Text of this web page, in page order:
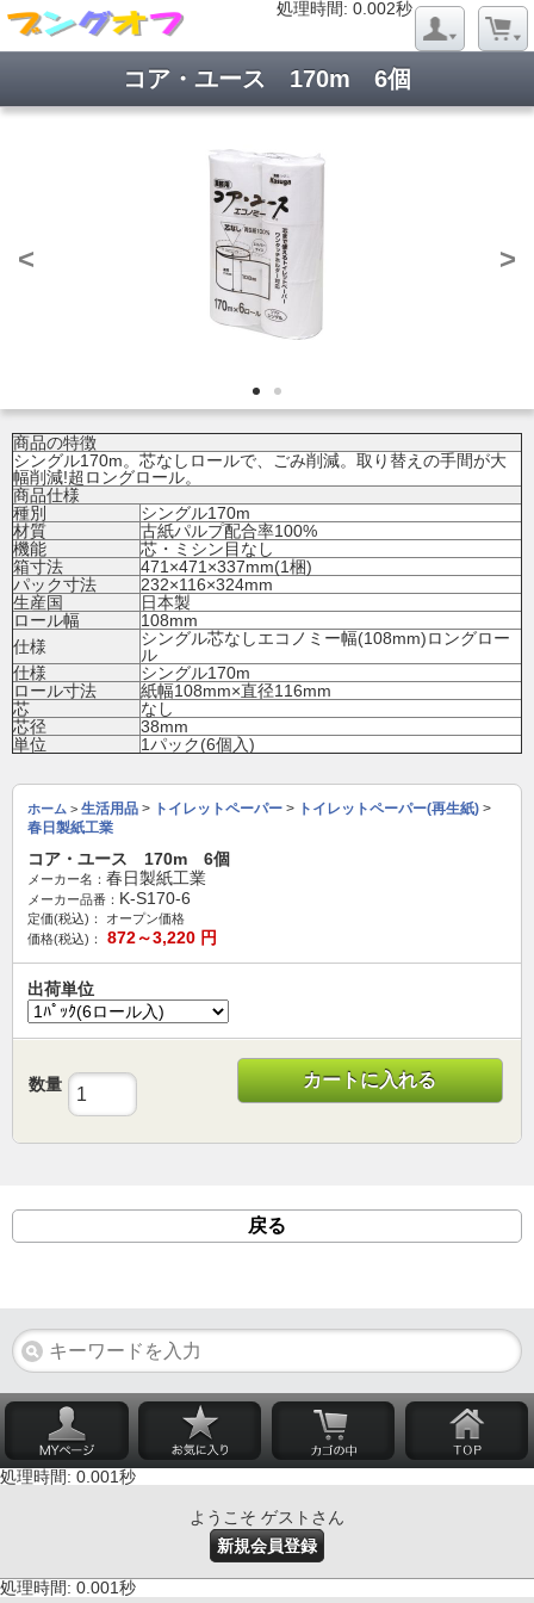
処理時間: 0.002秒
コア・ユース 170m 6個
< >
商品の特徴
シングル170m。芯なしロールで、ごみ削減。取り替えの手間が大
幅削減!超ロングロール。
商品仕様
種別
シングル170m
材質
古紙パルプ配合率100%
機能
芯・ミシン目なし
箱寸法
471×471×337mm(1梱)
パック寸法
232×116×324mm
生産国
日本製
ロール幅
108mm
仕様
シングル芯なしエコノミー幅(108mm)ロングロー
ル
仕様
シングル170m
ロール寸法
紙幅108mm×直径116mm
芯
なし
芯径
38mm
単位
1パック(6個入)
ホーム > 生活用品 > トイレットペーパー > トイレットペーパー(再生紙) >
春日製紙工業
コア・ユース 170m 6個
メーカー名： 春日製紙工業
メーカー品番： K-S170-6
定価(税込)：
オープン価格
価格(税込)：
872～3,220 円
出荷単位
数量 カートに入れる
戻る
処理時間: 0.001秒
ようこそ ゲストさん
新規会員登録
処理時間: 0.001秒
処理時間: 0.019秒